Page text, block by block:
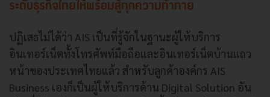
ระดับธุรกิจไทยให้พร้อมสู้ทุกความท้าทาย
ปฏิเสธไม่ได้ว่า AIS เป็นที่รู้จักในฐานะผู้ให้บริการ
อินเทอร์เน็ตทั้งโทรศัพท์มือถือและอินเทอร์เน็ตบ้านแถว
หน้าของประเทศไทยแล้ว สำหรับลูกค้าองค์กร AIS
Business เองก็เป็นผู้ให้บริการด้าน Digital Solution อัน